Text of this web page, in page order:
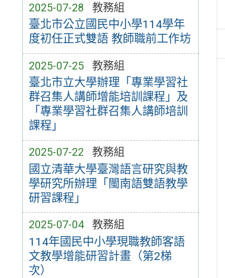
2025-07-28 教務組
臺北市公立國民中小學114學年
度初任正式雙語 教師職前工作坊
2025-07-25 教務組
臺北市立大學辦理「專業學習社
群召集人講師增能培訓課程」及
「專業學習社群召集人講師培訓
課程」
2025-07-22 教務組
國立清華大學臺灣語言研究與教
學研究所辦理「閩南語雙語教學
研習課程」
2025-07-04 教務組
114年國民中小學現職教師客語
文教學增能研習計畫（第2梯
次）